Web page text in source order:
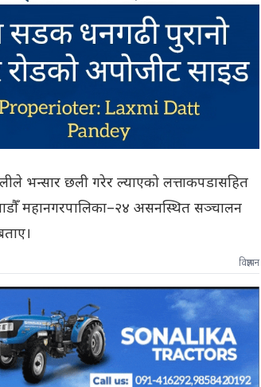
भन्सार छली गरेर ल्याएको लत्ताकपडासहित
महानगरपालिका–२४ असनस्थित सञ्चालन
विज्ञापन